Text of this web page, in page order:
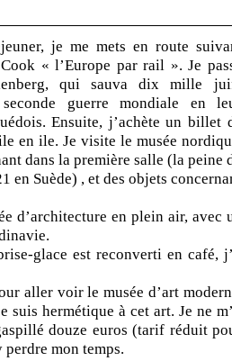
je me mets en route
« l’Europe par rail ». Je
qui sauva dix mille
guerre mondiale en
Ensuite, j’achète un billet
en ile. Je visite le musée
dans la première salle (la peine
en Suède) , et des objets
d’architecture en plein air, avec
glace est reconverti en café,
aller voir le musée d’art
suis hermétique à cet art. Je ne
douze euros (tarif réduit
mon temps.